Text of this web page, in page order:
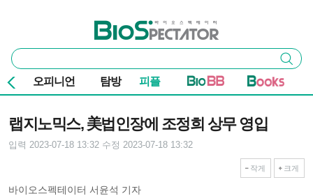
바이오스펙테이터
통
합
검
색
검색
오피니언 탐방 피플
랩지노믹스, 美법인장에 조정희 상무 영입
입력 2023-07-18 13:32 수정 2023-07-18 13:32
작게 크게
바이오스펙테이터 서윤석 기자